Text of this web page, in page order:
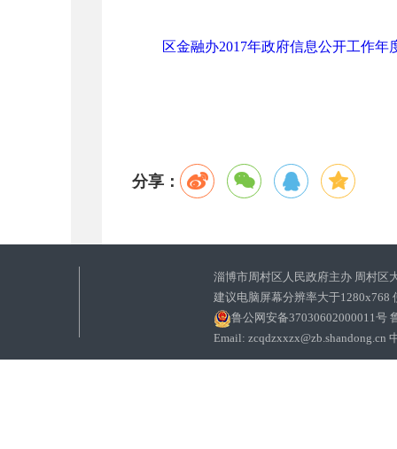
区金融办2017年政府信息公开工作年
分享：
淄博市周村区人民政府主办 周村区
建议电脑屏幕分辨率大于1280x768
鲁公网安备37030602000011号
Email: zcqdzxxzx@zb.shandong.cn